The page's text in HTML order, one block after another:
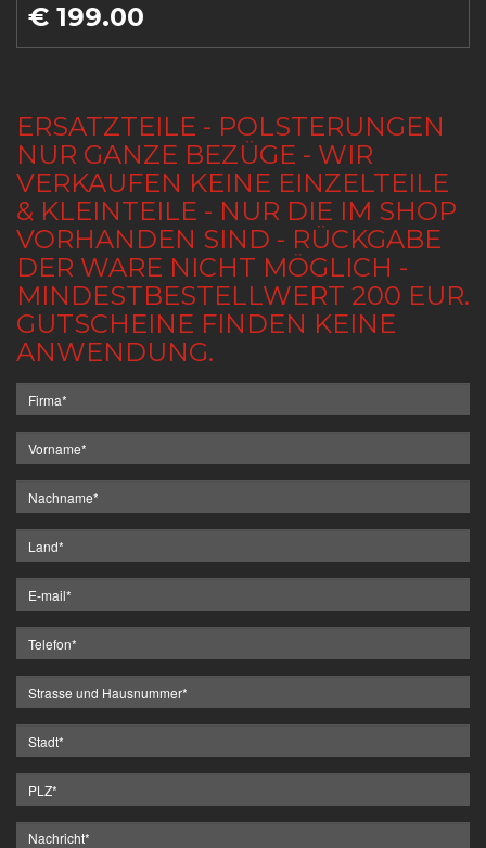
€ 199.00
ERSATZTEILE - POLSTERUNGEN
NUR GANZE BEZÜGE - WIR
VERKAUFEN KEINE EINZELTEILE
& KLEINTEILE - NUR DIE IM SHOP
VORHANDEN SIND - RÜCKGABE
DER WARE NICHT MÖGLICH -
MINDESTBESTELLWERT 200 EUR.
GUTSCHEINE FINDEN KEINE
ANWENDUNG.